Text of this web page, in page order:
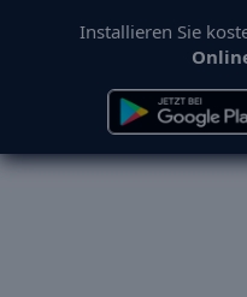
Installieren Sie